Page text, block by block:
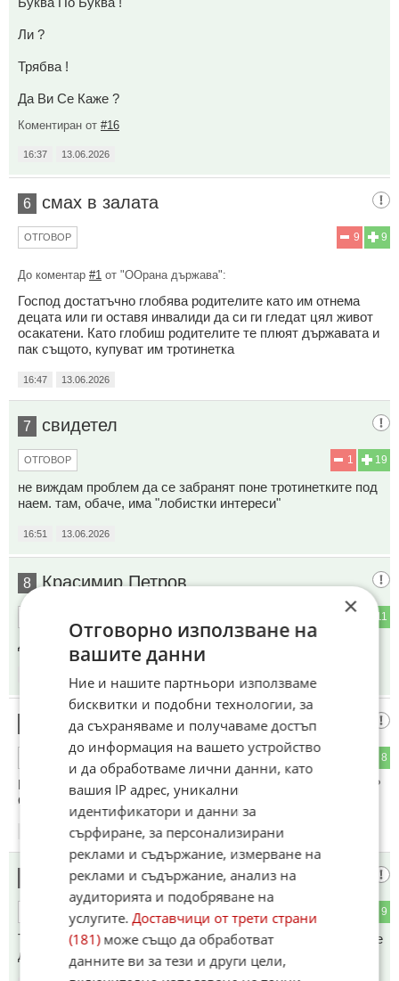
Ли ?
Трябва !
Да Ви Се Каже ?
Коментиран от #16
16:37 13.06.2026
6 смах в залата
9
9
ОТГОВОР
До коментар #1 от "ООрана държава":
Господ достатъчно глобява родителите като им отнема
децата или ги оставя инвалиди да си ги гледат цял живот
осакатени. Като глобиш родителите те плюят държавата и
пак същото, купуват им тротинетка
16:47 13.06.2026
7 свидетел
19
1
ОТГОВОР
не виждам проблем да се забранят поне тротинетките под
наем. там, обаче, има "лобистки интереси"
16:51 13.06.2026
8 Красимир Петров
11
Да осъждат родителите им
Някой
8
ОТГОВОР
Малко са инцидентите трябва да станат много повече !!!!!?
Ок . Тия карат като луди с тези електрически мотори. !
13.06.2026
Защо го пишете по новините това
9
Това не е проблем за никого , ако беше проблем то нямаше
да се купуват , подаряват на децата и управляват
×
Отговорно използване на
вашите данни
Ние и нашите партньори използваме
бисквитки и подобни технологии, за
да съхраняваме и получаваме достъп
до информация на вашето устройство
и да обработваме лични данни, като
вашия IP адрес, уникални
идентификатори и данни за
сърфиране, за персонализирани
реклами и съдържание, измерване на
реклами и съдържание, анализ на
аудиторията и подобряване на
услугите.Доставчици от трети страни
(181)може също да обработват
данните ви за тези и други цели,